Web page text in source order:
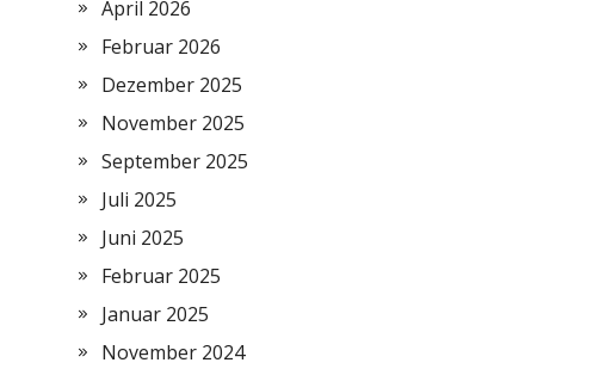
April 2026
Februar 2026
Dezember 2025
November 2025
September 2025
Juli 2025
Juni 2025
Februar 2025
Januar 2025
November 2024